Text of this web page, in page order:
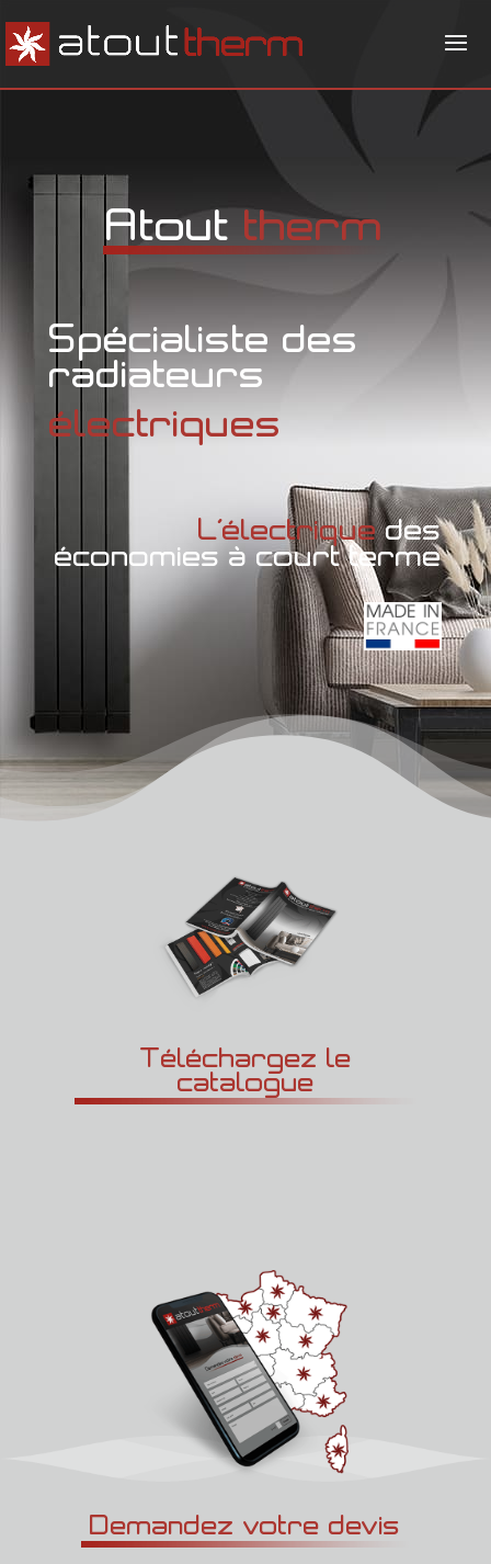
Atouttherm
Spécialiste des
radiateurs
électriques
L’électriquedes
économies à court terme
Téléchargez le
catalogue
Demandez votre devis